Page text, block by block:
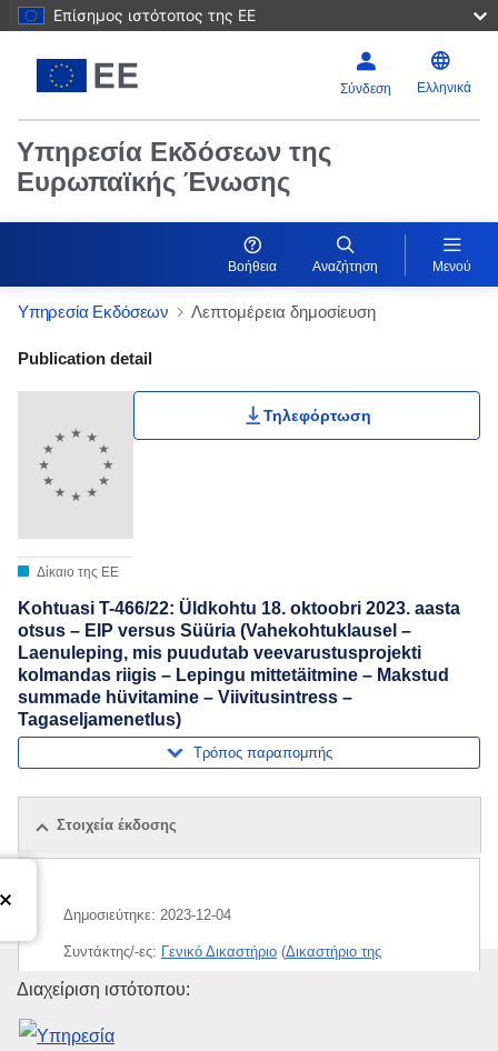
Επίσημος ιστότοπος της ΕΕ
Σύνδεση Ελληνικά
Υπηρεσία Εκδόσεων της
Ευρωπαϊκής Ένωσης
Βοήθεια Αναζήτηση Μενού
Υπηρεσία Εκδόσεων Λεπτομέρεια δημοσίευση
Publication Detail Actions Portlet
Publication detail
Δίκαιο της ΕΕ
Τηλεφόρτωση
Kohtuasi T-466/22: Üldkohtu 18. oktoobri 2023. aasta
otsus – EIP versus Süüria (Vahekohtuklausel –
Laenuleping, mis puudutab veevarustusprojekti
kolmandas riigis – Lepingu mittetäitmine – Makstud
summade hüvitamine – Viivitusintress –
Tagaseljamenetlus)
Τρόπος παραπομπής
Στοιχεία έκδοσης
Δημοσιεύτηκε: 2023-12-04
Συντάκτης/-ες: Γενικό Δικαστήριο (Δικαστήριο της
Ευρωπαϊκής Ένωσης
Θέμα:
Υπηρεσία Εκδόσεων της
Διαχείριση ιστότοπου: